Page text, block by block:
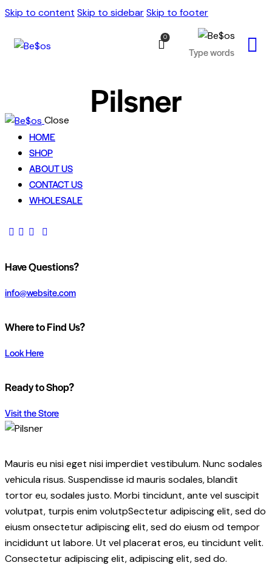
Skip to content Skip to sidebarSkip to footer
0
Pilsner
Close
HOME
SHOP
ABOUT US
CONTACT US
WHOLESALE
Have Questions?
info@website.com
Where to Find Us?
Look Here
Ready to Shop?
Visit the Store
Mauris eu nisi eget nisi imperdiet vestibulum. Nunc sodales
vehicula risus. Suspendisse id mauris sodales, blandit
tortor eu, sodales justo. Morbi tincidunt, ante vel suscipit
volutpat, turpis enim volutpSectetur adipiscing elit, sed do
eiusm onsectetur adipiscing elit, sed do eiusm od tempor
incididunt ut labore. Ut vel placerat eros, eu tincidunt velit.
Consectetur adipiscing elit, adipiscing elit, sed do.